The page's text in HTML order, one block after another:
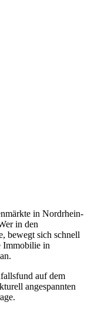
in Nordrhein-
in den
bewegt sich schnell
Immobilie in
auf dem
angespannten